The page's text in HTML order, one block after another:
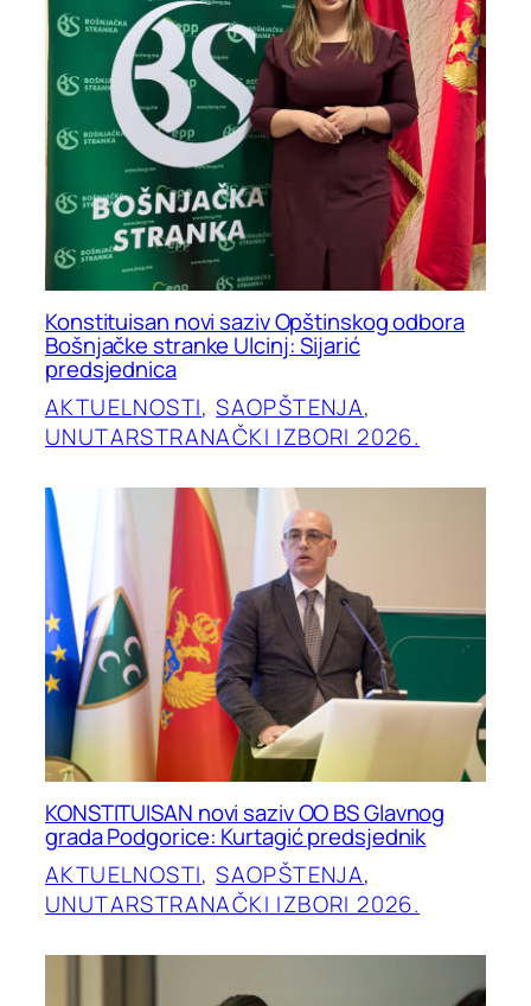
Konstituisan novi saziv Opštinskog odbora
Bošnjačke stranke Ulcinj: Sijarić
predsjednica
AKTUELNOSTI, SAOPŠTENJA
UNUTARSTRANAČKI IZBORI 2026.
KONSTITUISAN novi saziv OO BS Glavnog
grada Podgorice: Kurtagić predsjednik
AKTUELNOSTI, SAOPŠTENJA
UNUTARSTRANAČKI IZBORI 2026.